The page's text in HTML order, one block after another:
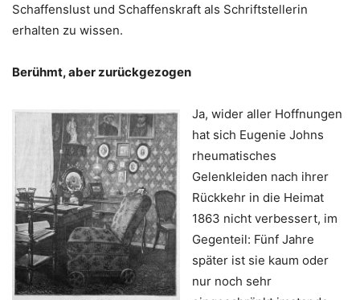
Schaffenslust und Schaffenskraft als Schriftstellerin
erhalten zu wissen.
Berühmt, aber zurückgezogen
Ja, wider aller Hoffnungen
hat sich Eugenie Johns
rheumatisches
Gelenkleiden nach ihrer
Rückkehr in die Heimat
1863 nicht verbessert, im
Gegenteil: Fünf Jahre
später ist sie kaum oder
nur noch sehr